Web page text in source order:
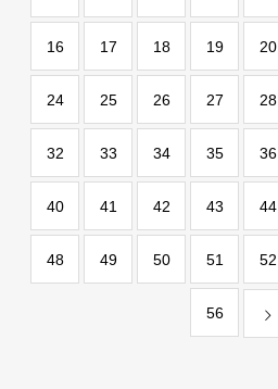
16 17 18 19 20
24 25 26 27 28
32 33 34 35 36
40 41 42 43 44
48 49 50 51 52
56